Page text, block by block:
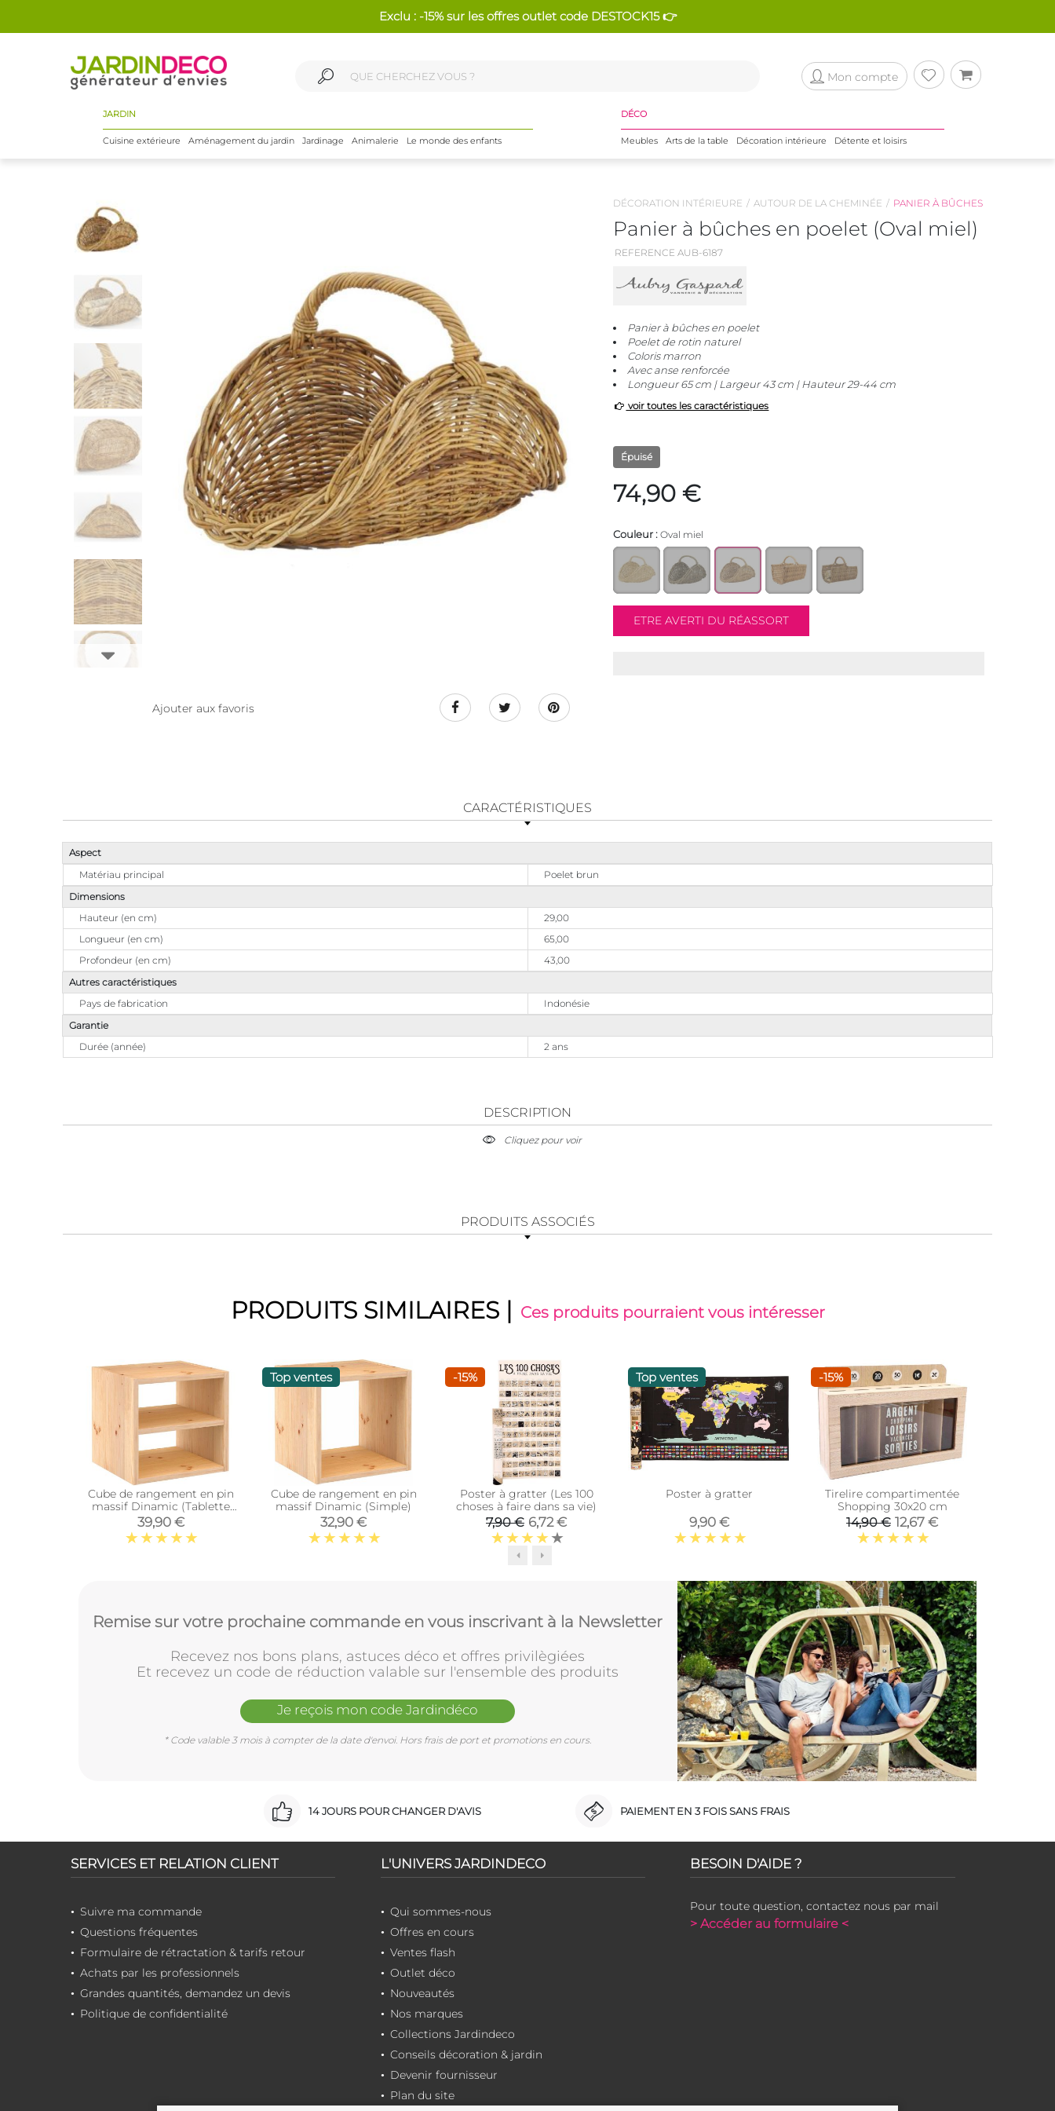
Exclu : -15% sur les offres outlet code DESTOCK15 👉
Mon compte
JARDIN
Cuisine extérieure Aménagement du jardin Jardinage Animalerie Le monde des enfants
DÉCO
Meubles Arts de la table Décoration intérieure Détente et loisirs
Ajouter aux favoris
DÉCORATION INTÉRIEURE AUTOUR DE LA CHEMINÉE PANIER À BÛCHES
Panier à bûches en poelet (Oval miel)
REFERENCE AUB-6187
Panier à bûches en poelet
Poelet de rotin naturel
Coloris marron
Avec anse renforcée
Longueur 65 cm | Largeur 43 cm | Hauteur 29-44 cm
voir toutes les caractéristiques
Épuisé
74,90 €
Couleur : Oval miel
CARACTÉRISTIQUES
Aspect
Matériau principal
Poelet brun
Dimensions
Hauteur (en cm)
29,00
Longueur (en cm)
65,00
Profondeur (en cm)
43,00
Autres caractéristiques
Pays de fabrication
Indonésie
Garantie
Durée (année)
2 ans
DESCRIPTION
Cliquez pour voir
PRODUITS ASSOCIÉS
PRODUITS SIMILAIRES | Ces produits pourraient vous intéresser
Cube de rangement en pin
massif Dinamic (Tablette
intermédiaire)
39,90 €
Top ventes
Cube de rangement en pin
massif Dinamic (Simple)
32,90 €
-15%
Poster à gratter (Les 100
choses à faire dans sa vie)
7,90 € 6,72 €
Top ventes
Poster à gratter
9,90 €
-15%
Tirelire compartimentée
Shopping 30x20 cm
14,90 € 12,67 €
Remise sur votre prochaine commande en vous inscrivant à la Newsletter
Recevez nos bons plans, astuces déco et offres privilègiées
Et recevez un code de réduction valable sur l'ensemble des produits
Je reçois mon code Jardindéco
* Code valable 3 mois à compter de la date d'envoi. Hors frais de port et promotions en cours.
14 JOURS POUR CHANGER D'AVIS PAIEMENT EN 3 FOIS SANS FRAIS
SERVICES ET RELATION CLIENT
Suivre ma commande
Questions fréquentes
Formulaire de rétractation & tarifs retour
Achats par les professionnels
Grandes quantités, demandez un devis
Politique de confidentialité
L'UNIVERS JARDINDECO
Qui sommes-nous
Offres en cours
Ventes flash
Outlet déco
Nouveautés
Nos marques
Collections Jardindeco
Conseils décoration & jardin
Devenir fournisseur
Plan du site
BESOIN D'AIDE ?
Pour toute question, contactez nous par mail
> Accéder au formulaire <